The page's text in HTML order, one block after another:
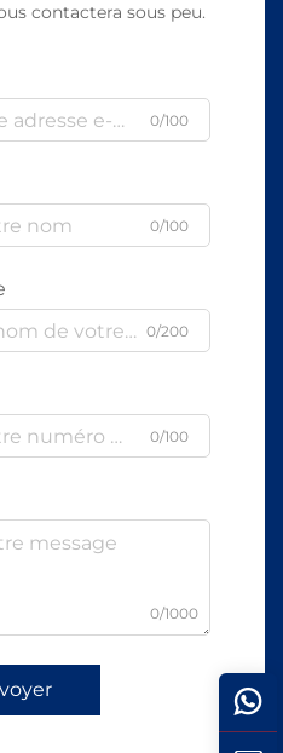
contactera sous peu.
0/100
0/100
0/200
0/100
0/1000